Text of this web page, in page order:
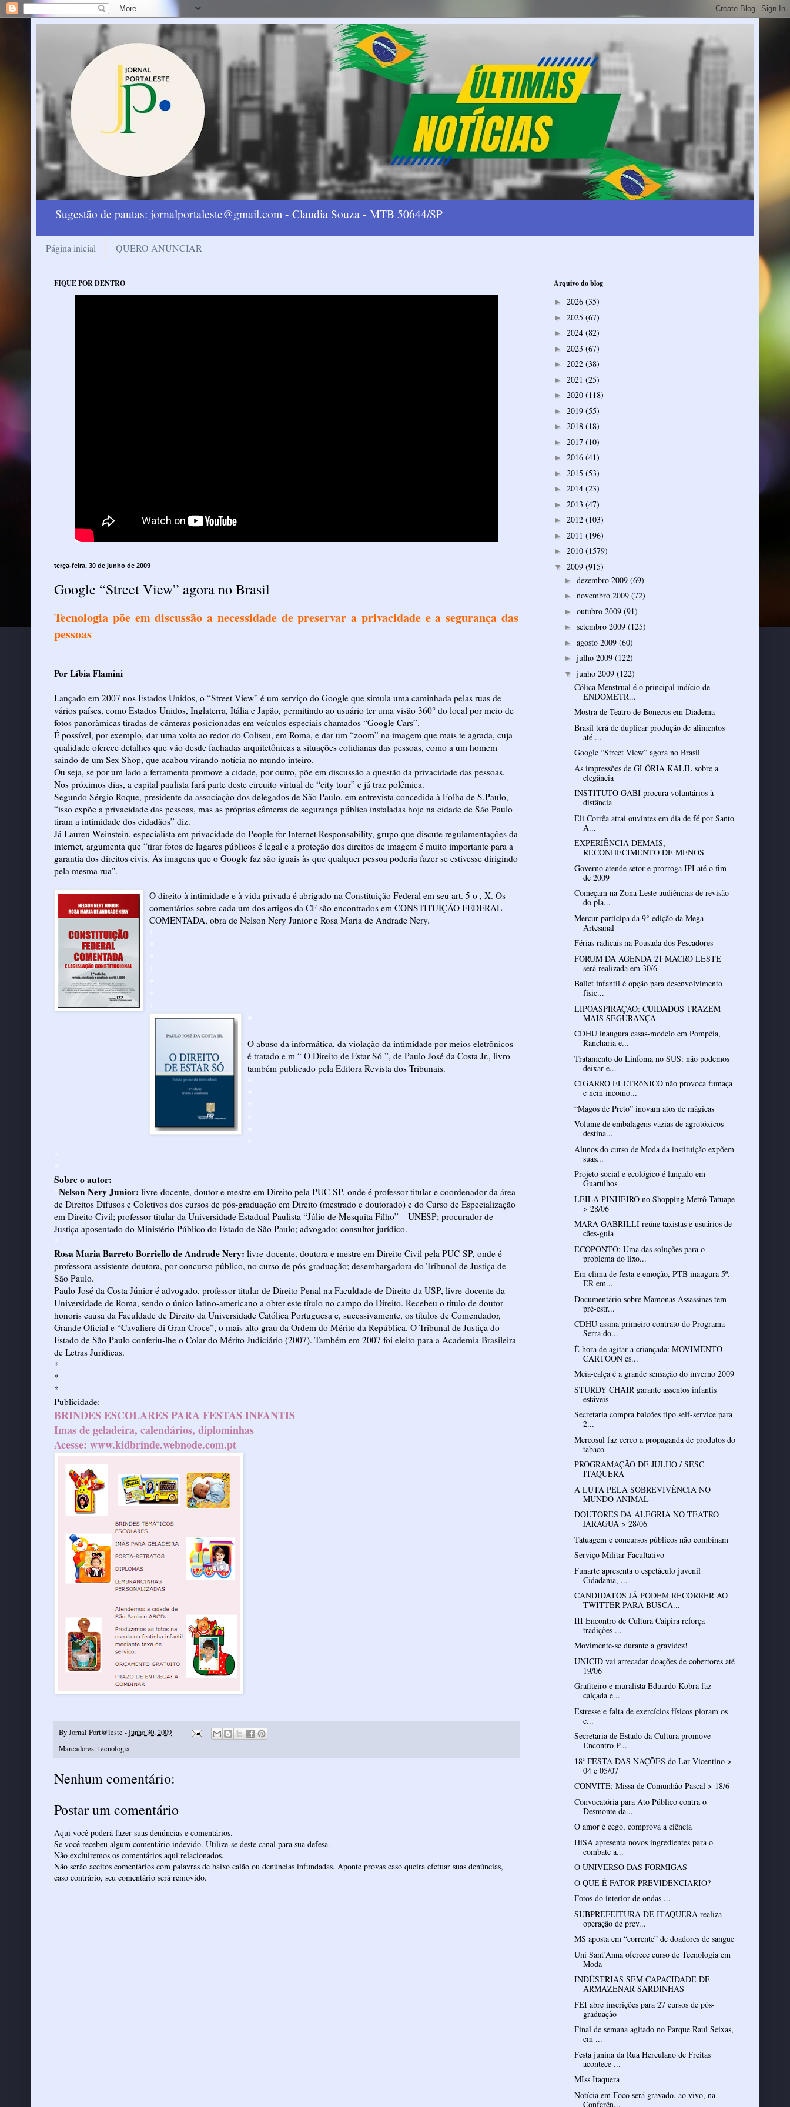
Sugestão de pautas: jornalportaleste@gmail.com - Claudia Souza - MTB 50644/SP
Página inicial QUERO ANUNCIAR
FIQUE POR DENTRO
terça-feira, 30 de junho de 2009
Google “Street View” agora no Brasil
Tecnologia põe em discussão a necessidade de preservar a privacidade e a segurança das
pessoas
Por Líbia Flamini
Lançado em 2007 nos Estados Unidos, o “Street View” é um serviço do Google que simula uma caminhada pelas ruas de
vários países, como Estados Unidos, Inglaterra, Itália e Japão, permitindo ao usuário ter uma visão 360° do local por meio de
fotos panorâmicas tiradas de câmeras posicionadas em veículos especiais chamados “Google Cars”.
É possível, por exemplo, dar uma volta ao redor do Coliseu, em Roma, e dar um “zoom” na imagem que mais te agrada, cuja
qualidade oferece detalhes que vão desde fachadas arquitetônicas a situações cotidianas das pessoas, como a um homem
saindo de um Sex Shop, que acabou virando notícia no mundo inteiro.
Ou seja, se por um lado a ferramenta promove a cidade, por outro, põe em discussão a questão da privacidade das pessoas.
Nos próximos dias, a capital paulista fará parte deste circuito virtual de “city tour” e já traz polêmica.
Segundo Sérgio Roque, presidente da associação dos delegados de São Paulo, em entrevista concedida à Folha de S.Paulo,
“isso expõe a privacidade das pessoas, mas as próprias câmeras de segurança pública instaladas hoje na cidade de São Paulo
tiram a intimidade dos cidadãos” diz.
Já Lauren Weinstein, especialista em privacidade do People for Internet Responsability, grupo que discute regulamentações da
internet, argumenta que “tirar fotos de lugares públicos é legal e a proteção dos direitos de imagem é muito importante para a
garantia dos direitos civis. As imagens que o Google faz são iguais às que qualquer pessoa poderia fazer se estivesse dirigindo
pela mesma rua".
O direito à intimidade e à vida privada é abrigado na Constituição Federal em seu art. 5 o , X. Os
comentários sobre cada um dos artigos da CF são encontrados em CONSTITUIÇÃO FEDERAL
COMENTADA, obra de Nelson Nery Junior e Rosa Maria de Andrade Nery.
O abuso da informática, da violação da intimidade por meios eletrônicos
é tratado e m “ O Direito de Estar Só ”, de Paulo José da Costa Jr., livro
também publicado pela Editora Revista dos Tribunais.
Sobre o autor:
Nelson Nery Junior: livre-docente, doutor e mestre em Direito pela PUC-SP, onde é professor titular e coordenador da área
de Direitos Difusos e Coletivos dos cursos de pós-graduação em Direito (mestrado e doutorado) e do Curso de Especialização
em Direito Civil; professor titular da Universidade Estadual Paulista “Júlio de Mesquita Filho” – UNESP; procurador de
Justiça aposentado do Ministério Público do Estado de São Paulo; advogado; consultor jurídico.
Rosa Maria Barreto Borriello de Andrade Nery: livre-docente, doutora e mestre em Direito Civil pela PUC-SP, onde é
professora assistente-doutora, por concurso público, no curso de pós-graduação; desembargadora do Tribunal de Justiça de
São Paulo.
Paulo José da Costa Júnior é advogado, professor titular de Direito Penal na Faculdade de Direito da USP, livre-docente da
Universidade de Roma, sendo o único latino-americano a obter este título no campo do Direito. Recebeu o título de doutor
honoris causa da Faculdade de Direito da Universidade Católica Portuguesa e, sucessivamente, os títulos de Comendador,
Grande Oficial e “Cavaliere di Gran Croce”, o mais alto grau da Ordem do Mérito da República. O Tribunal de Justiça do
Estado de São Paulo conferiu-lhe o Colar do Mérito Judiciário (2007). Também em 2007 foi eleito para a Academia Brasileira
de Letras Jurídicas.
*
*
*
Publicidade:
BRINDES ESCOLARES PARA FESTAS INFANTIS
Imas de geladeira, calendários, diplominhas
Acesse: www.kidbrinde.webnode.com.pt
ByJornal Port@leste -junho 30, 2009
Marcadores: tecnologia
Nenhum comentário:
Postar um comentário
Aqui você poderá fazer suas denúncias e comentários.
Se você recebeu algum comentário indevido. Utilize-se deste canal para sua defesa.
Não excluiremos os comentários aqui relacionados.
Não serão aceitos comentários com palavras de baixo calão ou denúncias infundadas. Aponte provas caso queira efetuar suas denúncias,
caso contrário, seu comentário será removido.
Arquivo do blog
► 2026 (35)
► 2025 (67)
► 2024 (82)
► 2023 (67)
► 2022 (38)
► 2021 (25)
► 2020 (118)
► 2019 (55)
► 2018 (18)
► 2017 (10)
► 2016 (41)
► 2015 (53)
► 2014 (23)
► 2013 (47)
► 2012 (103)
► 2011 (196)
► 2010 (1579)
▼ 2009 (915)
► dezembro 2009 (69)
► novembro 2009 (72)
► outubro 2009 (91)
► setembro 2009 (125)
► agosto 2009 (60)
► julho 2009 (122)
▼ junho 2009 (122)
Cólica Menstrual é o principal indício de
ENDOMETR...
Mostra de Teatro de Bonecos em Diadema
Brasil terá de duplicar produção de alimentos
até ...
Google “Street View” agora no Brasil
As impressões de GLÓRIA KALIL sobre a
elegância
INSTITUTO GABI procura voluntários à
distância
Eli Corrêa atrai ouvintes em dia de fé por Santo
A...
EXPERIÊNCIA DEMAIS,
RECONHECIMENTO DE MENOS
Governo atende setor e prorroga IPI até o fim
de 2009
Começam na Zona Leste audiências de revisão
do pla...
Mercur participa da 9° edição da Mega
Artesanal
Férias radicais na Pousada dos Pescadores
FÓRUM DA AGENDA 21 MACRO LESTE
será realizada em 30/6
Ballet infantil é opção para desenvolvimento
físic...
LIPOASPIRAÇÃO: CUIDADOS TRAZEM
MAIS SEGURANÇA
CDHU inaugura casas-modelo em Pompéia,
Rancharia e...
Tratamento do Linfoma no SUS: não podemos
deixar e...
CIGARRO ELETRôNICO não provoca fumaça
e nem incomo...
“Magos de Preto” inovam atos de mágicas
Volume de embalagens vazias de agrotóxicos
destina...
Alunos do curso de Moda da instituição expõem
suas...
Projeto social e ecológico é lançado em
Guarulhos
LEILA PINHEIRO no Shopping Metrô Tatuape
> 28/06
MARA GABRILLI reúne taxistas e usuários de
cães-guia
ECOPONTO: Uma das soluções para o
problema do lixo...
Em clima de festa e emoção, PTB inaugura 5º.
ER em...
Documentário sobre Mamonas Assassinas tem
pré-estr...
CDHU assina primeiro contrato do Programa
Serra do...
É hora de agitar a criançada: MOVIMENTO
CARTOON es...
Meia-calça é a grande sensação do inverno 2009
STURDY CHAIR garante assentos infantis
estáveis
Secretaria compra balcões tipo self-service para
2...
Mercosul faz cerco a propaganda de produtos do
tabaco
PROGRAMAÇÃO DE JULHO / SESC
ITAQUERA
A LUTA PELA SOBREVIVÊNCIA NO
MUNDO ANIMAL
DOUTORES DA ALEGRIA NO TEATRO
JARAGUÁ > 28/06
Tatuagem e concursos públicos não combinam
Serviço Militar Facultativo
Funarte apresenta o espetáculo juvenil
Cidadania, ...
CANDIDATOS JÁ PODEM RECORRER AO
TWITTER PARA BUSCA...
III Encontro de Cultura Caipira reforça
tradições ...
Movimente-se durante a gravidez!
UNICID vai arrecadar doações de cobertores até
19/06
Grafiteiro e muralista Eduardo Kobra faz
calçada e...
Estresse e falta de exercícios físicos pioram os
c...
Secretaria de Estado da Cultura promove
Encontro P...
18ª FESTA DAS NAÇÕES do Lar Vicentino >
04 e 05/07
CONVITE: Missa de Comunhão Pascal > 18/6
Convocatória para Ato Público contra o
Desmonte da...
O amor é cego, comprova a ciência
HiSA apresenta novos ingredientes para o
combate a...
O UNIVERSO DAS FORMIGAS
O QUE É FATOR PREVIDENCIÁRIO?
Fotos do interior de ondas ...
SUBPREFEITURA DE ITAQUERA realiza
operação de prev...
MS aposta em “corrente” de doadores de sangue
Uni Sant’Anna oferece curso de Tecnologia em
Moda
INDÚSTRIAS SEM CAPACIDADE DE
ARMAZENAR SARDINHAS
FEI abre inscrições para 27 cursos de pós-
graduação
Final de semana agitado no Parque Raul Seixas,
em ...
Festa junina da Rua Herculano de Freitas
acontece ...
MIss Itaquera
Notícia em Foco será gravado, ao vivo, na
Conferên...